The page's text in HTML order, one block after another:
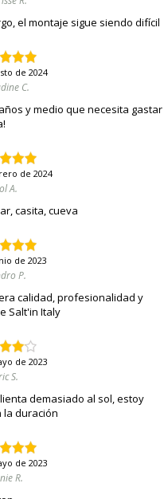
el montaje sigue siendo difícil
de 2024
C.
y medio que necesita gastar
de 2024
A.
casita, cueva
de 2023
P.
calidad, profesionalidad y
Salt'in Italy
de 2023
S.
demasiado al sol, estoy
duración
de 2023
R.